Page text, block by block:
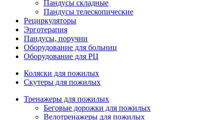
Пандусы складные
Пандусы телескопические
Рециркуляторы
Эрготерапия
Пандусы, поручни
Оборудование для больниц
Оборудование для РЦ
Коляски для пожилых
Скутеры для пожилых
Тренажеры для пожилых
Беговые дорожки для пожилых
Велотренажеры для пожилых